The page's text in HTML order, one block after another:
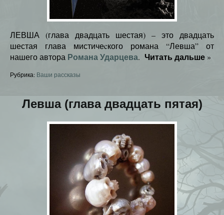
ЛЕВША (глава двадцать шестая) – это двадцать
шестая глава мистичеcкого романа “Левша” от
нашего автора Романа Ударцева. Читать дальше »
Рубрика: Ваши рассказы
Левша (глава двадцать пятая)